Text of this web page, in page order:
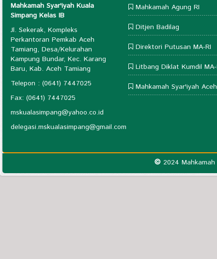
Mahkamah Syar'iyah Kuala
Simpang Kelas IB
Jl. Sekerak, Kompleks
Perkantoran Pemkab Aceh
Tamiang, Desa/Kelurahan
Kampung Bundar, Kec. Karang
Baru, Kab. Aceh Tamiang
Telepon : (0641) 7447025
Fax: (0641) 7447025
mskualasimpang@yahoo.co.id
delegasi.mskualasimpang@gmail.com
Mahkamah Agung RI
Ditjen Badilag
Direktori Putusan MA-RI
Litbang Diklat Kumdil MA-
Mahkamah Syar'iyah Aceh
© 2024